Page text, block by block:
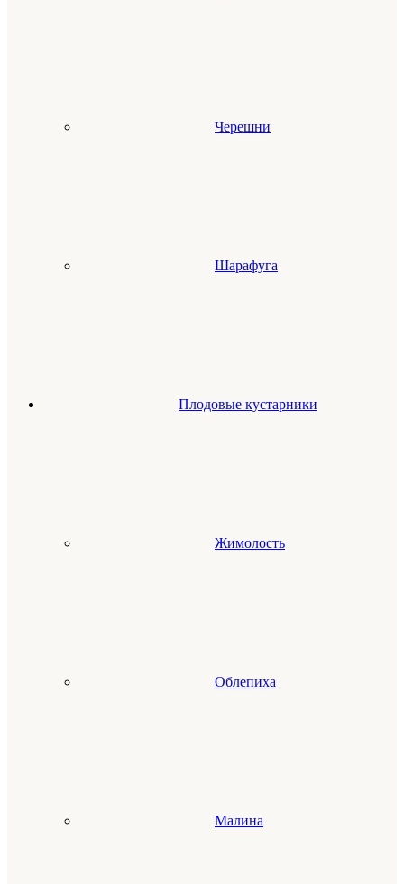
Черешни
Шарафуга
Плодовые кустарники
Жимолость
Облепиха
Малина